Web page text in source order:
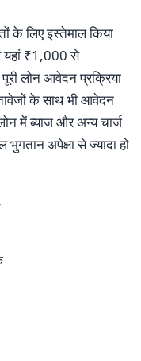
के लिए इस्तेमाल किया
यहां ₹1,000 से
लोन आवेदन प्रक्रिया
के साथ भी आवेदन
में ब्याज और अन्य चार्ज
अपेक्षा से ज्यादा हो